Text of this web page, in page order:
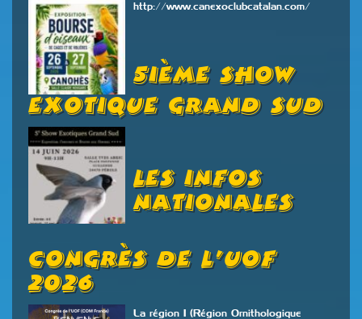
http://www.canexoclubcatalan.com/
5ième Show
Exotique Grand Sud
Les Infos
Nationales
Congrès De L’UOF
2026
La région 1 (Région Ornithologique